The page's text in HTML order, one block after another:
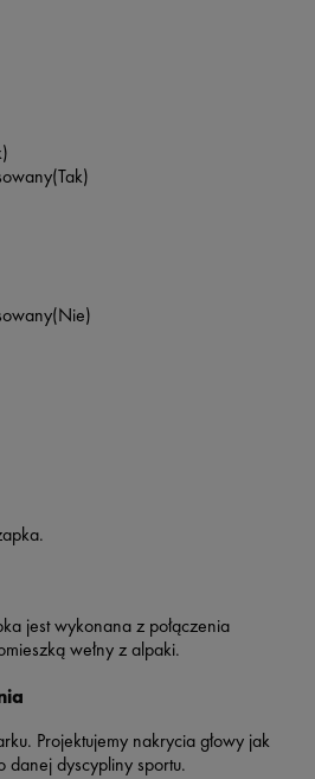
(Tak)
(Nie)
jest wykonana z połączenia
wełny z alpaki.
Projektujemy nakrycia głowy jak
dyscypliny sportu.